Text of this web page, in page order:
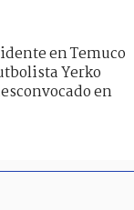
en Temuco
Yerko
en